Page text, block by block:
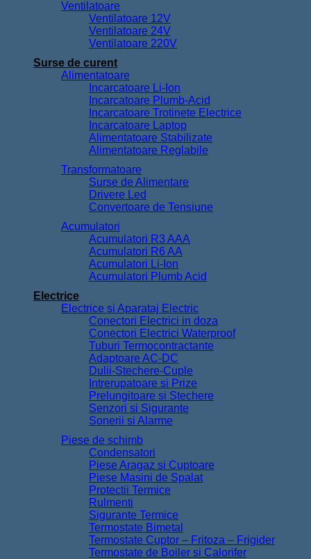
Ventilatoare
Ventilatoare 12V
Ventilatoare 24V
Ventilatoare 220V
Surse de curent
Alimentatoare
Incarcatoare Li-Ion
Incarcatoare Plumb-Acid
Incarcatoare Trotinete Electrice
Incarcatoare Laptop
Alimentatoare Stabilizate
Alimentatoare Reglabile
Transformatoare
Surse de Alimentare
Drivere Led
Convertoare de Tensiune
Acumulatori
Acumulatori R3 AAA
Acumulatori R6 AA
Acumulatori Li-Ion
Acumulatori Plumb Acid
Electrice
Electrice si Aparataj Electric
Conectori Electrici in doza
Conectori Electrici Waterproof
Tuburi Termocontractante
Adaptoare AC-DC
Dulii-Stechere-Cuple
Intrerupatoare si Prize
Prelungitoare si Stechere
Senzori si Sigurante
Sonerii si Alarme
Piese de schimb
Condensatori
Piese Aragaz si Cuptoare
Piese Masini de Spalat
Protectii Termice
Rulmenti
Sigurante Termice
Termostate Bimetal
Termostate Cuptor – Fritoza – Frigider
Termostate de Boiler si Calorifer